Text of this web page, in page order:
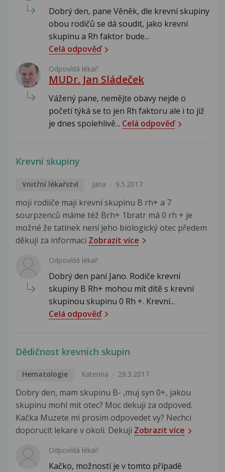
Dobrý den, pane Věněk, dle krevní skupiny
obou rodičů se dá soudit, jako krevní
skupinu a Rh faktor bude...
Celá odpověď
Odpovídá lékař:
MUDr. Jan Sládeček
Vážený pane, nemějte obavy nejde o
početí týká se to jen Rh faktoru ale i to již
je dnes spolehlivě... Celá odpověď
Krevní skupiny
Vnitřní lékařství Jana 9.5.2017
moji rodiiče mají krevní skupinu B rh+ a 7
sourpzenců máme též Brh+ 1bratr má 0 rh + je
možné že tatínek není jeho biologický otec předem
děkuji za informaci Zobrazit více
Odpovídá lékař:
Dobrý den paní Jano. Rodiče krevní
skupiny B Rh+ mohou mít dítě s krevní
skupinou skupinu 0 Rh +. Krevní...
Celá odpověď
Dědičnost krevních skupin
Hematologie Katerina 28.3.2017
Dobry den, mam skupinu B- ,muj syn 0+, jakou
skupinu mohl mit otec? Moc dekuji za odpoved.
Kačka Muzete mi prosim odpovedet vy? Nechci
doporucit lekare v okoli. Dekuji Zobrazit více
Odpovídá lékař:
Kačko, možností je v tomto případě